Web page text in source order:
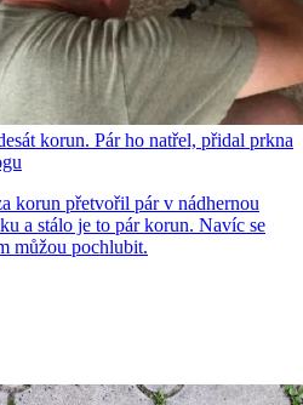
korun. Pár ho natřel, přidal prkna
korun přetvořil pár v nádhernou
a stálo je to pár korun. Navíc se
můžou pochlubit.